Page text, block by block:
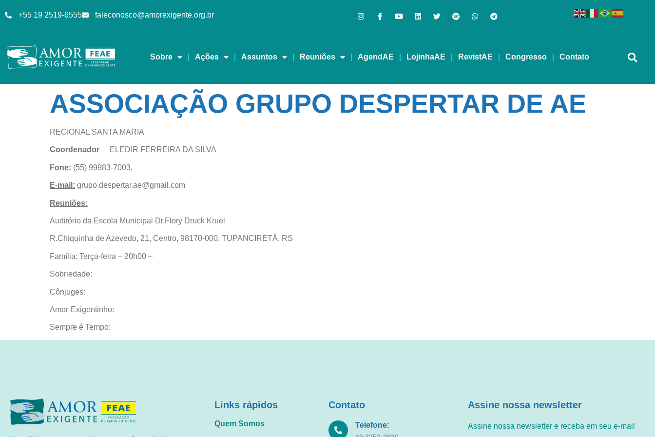
+55 19 2519-6555 faleconosco@amorexigente.org.br
Sobre Ações Assuntos Reuniões AgendAE LojinhaAE RevistAE Congresso Contato
ASSOCIAÇÃO GRUPO DESPERTAR DE AE
REGIONAL SANTA MARIA
Coordenador – ELEDIR FERREIRA DA SILVA
Fone: (55) 99983-7003,
E-mail: grupo.despertar.ae@gmail.com
Reuniões:
Auditório da Escola Municipal Dr.Flory Druck Kruel
R.Chiquinha de Azevedo, 21, Centro, 98170-000, TUPANCIRETÃ, RS
Família: Terça-feira – 20h00 –
Sobriedade:
Cônjuges:
Amor-Exigentinho:
Sempre é Tempo:
Links rápidos
Quem Somos
Contato
Telefone:
Assine nossa newsletter
Assine nossa newsletter e receba em seu e-mail